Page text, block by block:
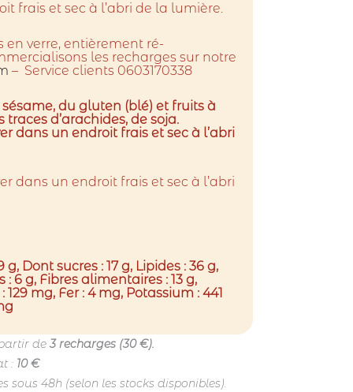
frais et sec à l’abri de la lumière.
en verre, entièrement ré-
les recharges sur notre
– Service clients 0603170338
du gluten (blé) et fruits à
d’arachides, de soja.
dans un endroit frais et sec à l’abri
dans un endroit frais et sec à l’abri
Dont sucres : 17 g, Lipides : 36 g,
6 g, Fibres alimentaires : 13 g,
129 mg, Fer : 4 mg, Potassium : 441
de 3 recharges (30 €).
: 10 €
sous 48h (selon les stocks disponibles).